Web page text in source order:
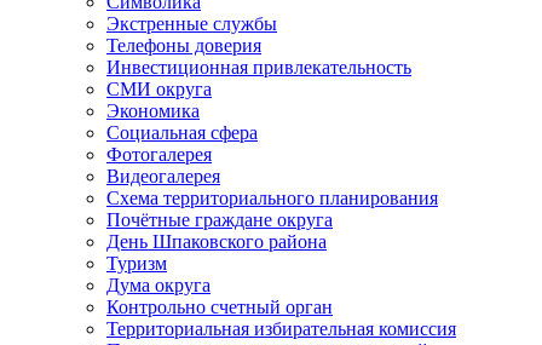
Экстренные службы
Телефоны доверия
Инвестиционная привлекательность
СМИ округа
Экономика
Социальная сфера
Фотогалерея
Видеогалерея
Схема территориального планирования
Почётные граждане округа
День Шпаковского района
Туризм
Дума округа
Контрольно счетный орган
Территориальная избирательная комиссия